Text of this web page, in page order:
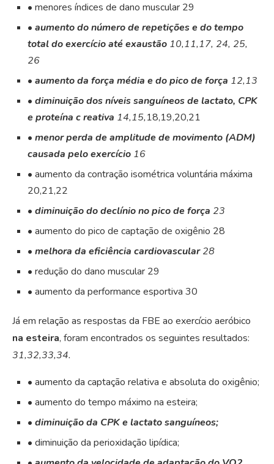
• menores índices de dano muscular 29
• aumento do número de repetições e do tempo
total do exercício até exaustão 10,11,17, 24, 25,
26
• aumento da força média e do pico de força 12,13
• diminuição dos níveis sanguíneos de lactato, CPK
e proteína c reativa 14,15,18,19,20,21
• menor perda de amplitude de movimento (ADM)
causada pelo exercício 16
• aumento da contração isométrica voluntária máxima
20,21,22
• diminuição do declínio no pico de força 23
• aumento do pico de captação de oxigênio 28
• melhora da eficiência cardiovascular28
• redução do dano muscular 29
• aumento da performance esportiva 30
Já em relação as respostas da FBE ao exercício aeróbico
na esteira, foram encontrados os seguintes resultados:
31,32,33,34.
• aumento da captação relativa e absoluta do oxigênio;
• aumento do tempo máximo na esteira;
• diminuição da CPK e lactato sanguíneos;
• diminuição da perioxidação lipídica;